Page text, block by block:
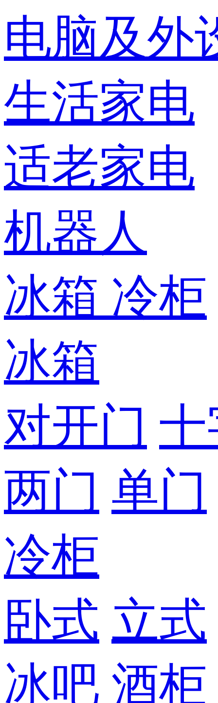
电脑及外
生活家电
适老家电
机器人
冰箱 冷柜
冰箱
对开门
两门 单门
冷柜
卧式 立式
冰吧 酒柜